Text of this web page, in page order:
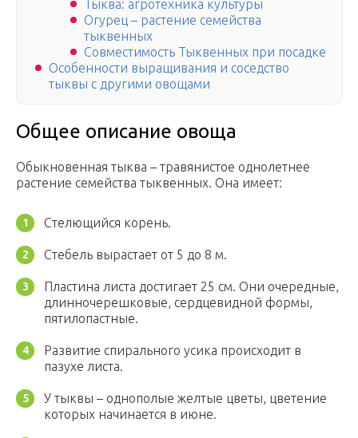
Тыква: агротехника культуры
Огурец – растение семейства
тыквенных
Совместимость Тыквенных при посадке
Особенности выращивания и соседство
тыквы с другими овощами
Общее описание овоща
Обыкновенная тыква – травянистое однолетнее
растение семейства тыквенных. Она имеет:
Стелющийся корень.
Стебель вырастает от 5 до 8 м.
Пластина листа достигает 25 см. Они очередные,
длинночерешковые, сердцевидной формы,
пятилопастные.
Развитие спирального усика происходит в
пазухе листа.
У тыквы – однополые желтые цветы, цветение
которых начинается в июне.